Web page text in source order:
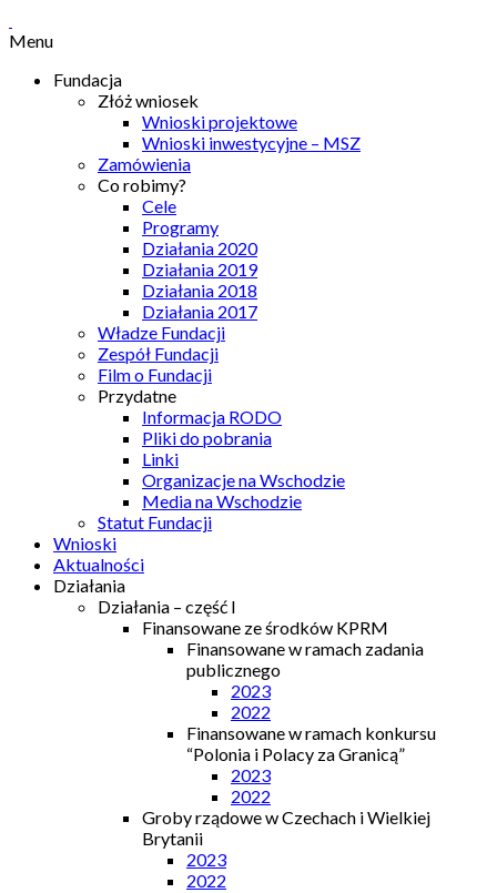
Menu
Fundacja
Złóż wniosek
Wnioski projektowe
Wnioski inwestycyjne – MSZ
Zamówienia
Co robimy?
Cele
Programy
Działania 2020
Działania 2019
Działania 2018
Działania 2017
Władze Fundacji
Zespół Fundacji
Film o Fundacji
Przydatne
Informacja RODO
Pliki do pobrania
Linki
Organizacje na Wschodzie
Media na Wschodzie
Statut Fundacji
Wnioski
Aktualności
Działania
Działania – część I
Finansowane ze środków KPRM
Finansowane w ramach zadania
publicznego
2023
2022
Finansowane w ramach konkursu
“Polonia i Polacy za Granicą”
2023
2022
Groby rządowe w Czechach i Wielkiej
Brytanii
2023
2022